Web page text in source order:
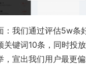
：我们通过评估5w条
关键词10条，同时投
，宣出我们用户最更偏